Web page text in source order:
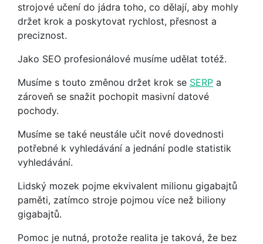
strojové učení do jádra toho, co dělají, aby mohly
držet krok a poskytovat rychlost, přesnost a
preciznost.
Jako SEO profesionálové musíme udělat totéž.
Musíme s touto změnou držet krok se SERP a
zároveň se snažit pochopit masivní datové
pochody.
Musíme se také neustále učit nové dovednosti
potřebné k vyhledávání a jednání podle statistik
vyhledávání.
Lidský mozek pojme ekvivalent milionu gigabajtů
paměti, zatímco stroje pojmou více než biliony
gigabajtů.
Pomoc je nutná, protože realita je taková, že bez